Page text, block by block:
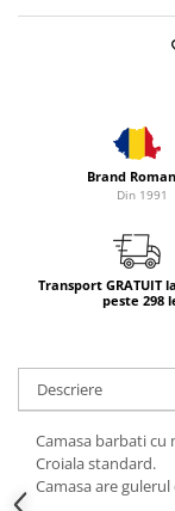
Brand
Din 1991
Transport GRATUIT
peste 298
Descriere
Camasa barbati cu
Croiala standard.
Camasa are gulerul